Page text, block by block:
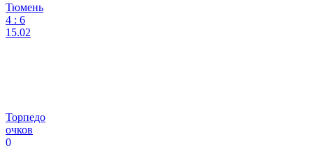
Тюмень
4 : 6
15.02
Торпедо
очков
0